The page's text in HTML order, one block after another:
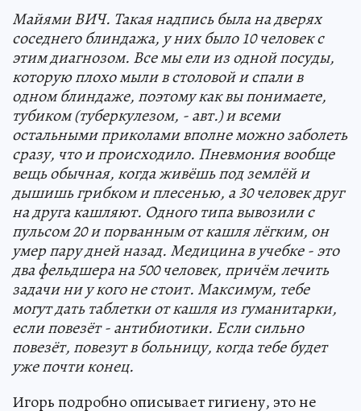
Майями ВИЧ. Такая надпись была на дверях
соседнего блиндажа, у них было 10 человек с
этим диагнозом. Все мы ели из одной посуды,
которую плохо мыли в столовой и спали в
одном блиндаже, поэтому как вы понимаете,
тубиком (туберкулезом, - авт.) и всеми
остальными приколами вполне можно заболеть
сразу, что и происходило. Пневмония вообще
вещь обычная, когда живёшь под землёй и
дышишь грибком и плесенью, а 30 человек друг
на друга кашляют. Одного типа вывозили с
пульсом 20 и порванным от кашля лёгким, он
умер пару дней назад. Медицина в учебке - это
два фельдшера на 500 человек, причём лечить
задачи ни у кого не стоит. Максимум, тебе
могут дать таблетки от кашля из гуманитарки,
если повезёт - антибиотики. Если сильно
повезёт, повезут в больницу, когда тебе будет
уже почти конец.
Игорь подробно описывает гигиену, это не